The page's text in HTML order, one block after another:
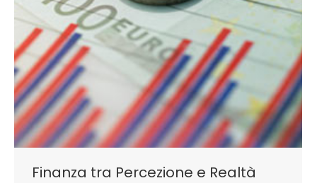
Finanza tra Percezione e Realtà